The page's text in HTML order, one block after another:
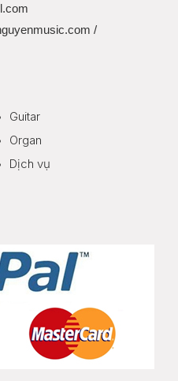
/
Guitar
Organ
Dịch vụ